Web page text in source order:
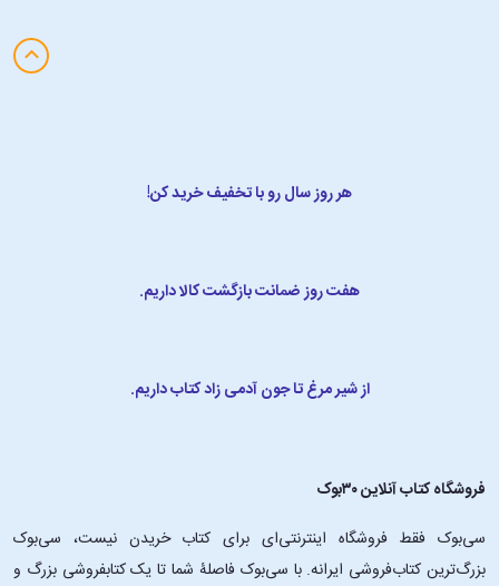
هر روز سال رو با تخفیف خرید کن!
هفت روز ضمانت بازگشت کالا داریم.
از شیر مرغ تا جون آدمی زاد کتاب داریم.
فروشگاه کتاب آنلاین ۳۰بوک
سی‌بوک فقط فروشگاه اینترنتی‌ای برای کتاب خریدن نیست، سی‌بوک
بزرگ‌ترین کتاب‌فروشی ایرانه. با سی‌بوک فاصلۀ شما تا یک کتابفروشی بزرگ و